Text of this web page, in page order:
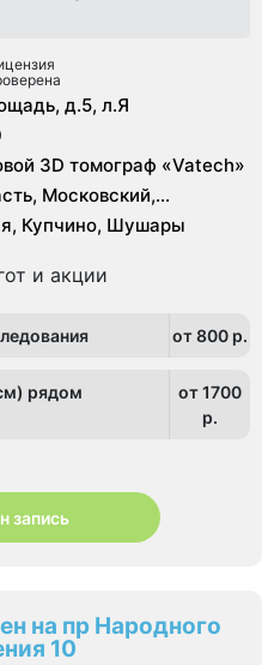
д.5, л.Я
3D томограф «Vatech»
Московский,
Купчино, Шушары
и акции
от 800 p.
рядом
от 1700
p.
запись
на пр Народного
10